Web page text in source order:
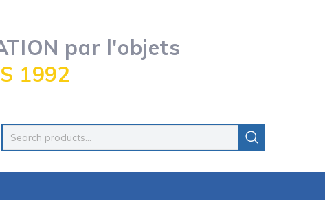
par l'objets
1992